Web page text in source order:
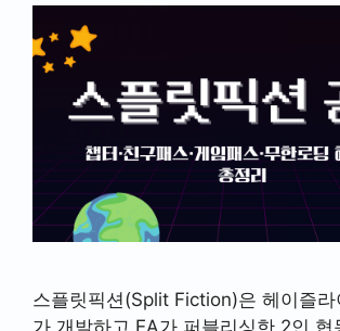
스플릿픽션(Split Fiction)은 헤이즐라
가 개발하고 EA가 퍼블리싱한 2인 협